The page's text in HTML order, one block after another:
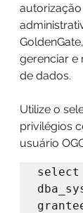
gerenciar e
de dados.
Utilize o
privilégios
usuário